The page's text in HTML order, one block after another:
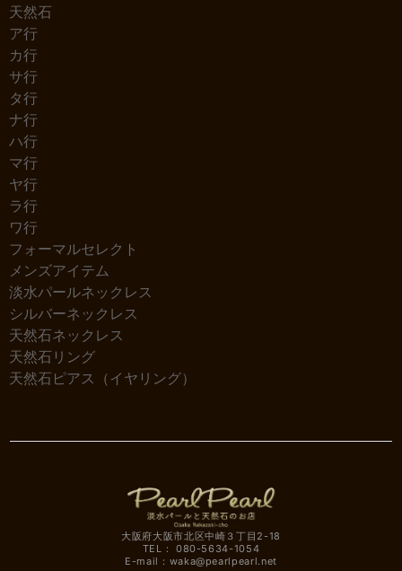
天然石
ア行
カ行
サ行
タ行
ナ行
ハ行
マ行
ヤ行
ラ行
ワ行
フォーマルセレクト
メンズアイテム
淡水パールネックレス
シルバーネックレス
天然石ネックレス
天然石リング
天然石ピアス（イヤリング）
大阪府大阪市北区中崎３丁目2-18
TEL： 080-5634-1054
E-mail： waka@pearlpearl.net